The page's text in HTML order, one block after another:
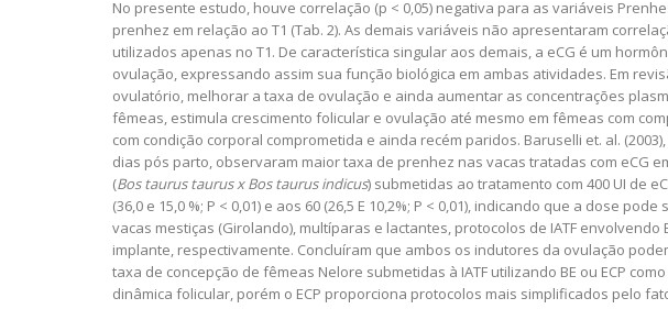
No presente estudo, houve correlação (p < 0,05) negativa para as variáveis
prenhez em relação ao T1 (Tab. 2). As demais variáveis não apresentaram
utilizados apenas no T1. De característica singular aos demais, a eCG é um
ovulação, expressando assim sua função biológica em ambas atividades. Em
ovulatório, melhorar a taxa de ovulação e ainda aumentar as concentrações
fêmeas, estimula crescimento folicular e ovulação até mesmo em fêmeas com
com condição corporal comprometida e ainda recém paridos. Baruselli et. al.
dias pós parto, observaram maior taxa de prenhez nas vacas tratadas com eCG
(Bos taurus taurus x Bos taurus indicus) submetidas ao tratamento com 400 UI de
(36,0 e 15,0 %; P < 0,01) e aos 60 (26,5 E 10,2%; P < 0,01), indicando que a dose
vacas mestiças (Girolando), multíparas e lactantes, protocolos de IATF
implante, respectivamente. Concluíram que ambos os indutores da ovulação
taxa de concepção de fêmeas Nelore submetidas à IATF utilizando BE ou ECP
dinâmica folicular, porém o ECP proporciona protocolos mais simplificados pelo